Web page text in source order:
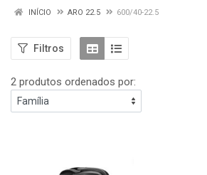
INÍCIO ARO 22.5 600/40-22.5
Filtros
2 produtos ordenados por: